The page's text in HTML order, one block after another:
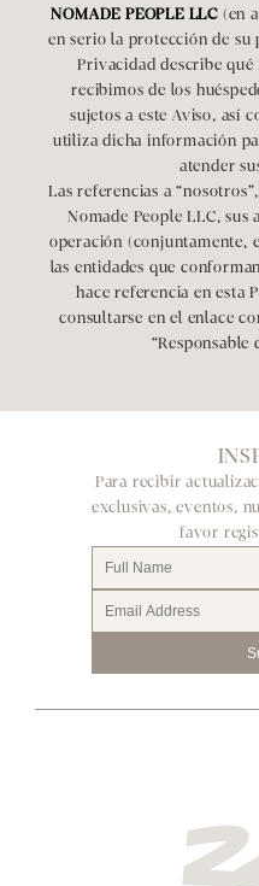
NOMADE PEOPLE LLC (en
en serio la protección de su
Privacidad describe
recibimos de los
sujetos a este Aviso, así
utiliza dicha información
atender
Las referencias a
Nomade People LLC, sus
operación (conjuntamente,
las entidades que
hace referencia en esta
consultarse en el enlace
Para recibir
exclusivas, eventos,
favor